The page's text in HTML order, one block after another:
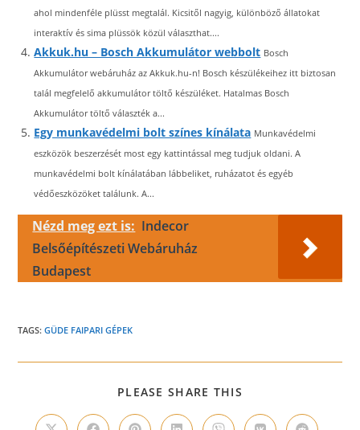
ahol mindenféle plüsst megtalál. Kicsitől nagyig, különböző állatokat
interaktív és sima plüssök közül választhat....
Akkuk.hu – Bosch Akkumulátor webbolt Bosch
Akkumulátor webáruház az Akkuk.hu-n! Bosch készülékeihez itt biztosan
talál megfelelő akkumulátor töltő készüléket. Hatalmas Bosch
Akkumulátor töltő választék a...
Egy munkavédelmi bolt színes kínálata Munkavédelmi
eszközök beszerzését most egy kattintással meg tudjuk oldani. A
munkavédelmi bolt kínálatában lábbeliket, ruházatot és egyéb
védőeszközöket találunk. A...
Nézd meg ezt is: Indecor
Belsőépítészeti Webáruház
Budapest
TAGS:GÜDE FAIPARI GÉPEK
PLEASE SHARE THIS
CONTENT